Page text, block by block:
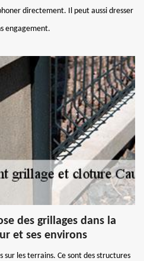
directement. Il peut aussi dresser
engagement.
des grillages dans la
et ses environs
sur les terrains. Ce sont des structures